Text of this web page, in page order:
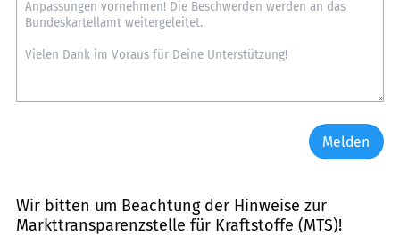
Melden
Wir bitten um Beachtung der Hinweise zur
Markttransparenzstelle für Kraftstoffe (MTS)!